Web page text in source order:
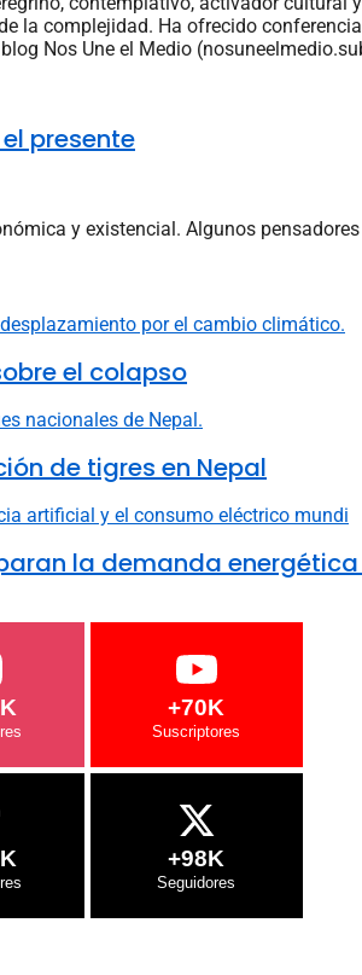
complejidad. Ha ofrecido
Nos Une el Medio
presente
y existencial. Algunos
el colapso
de tigres en Nepal
la demanda
+70K
+98K